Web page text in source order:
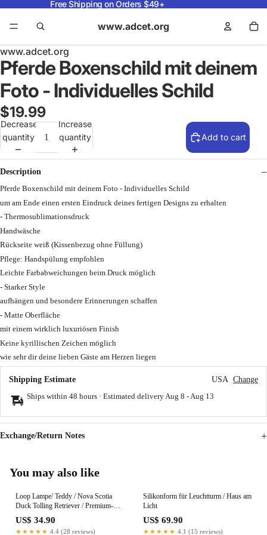
Free Shipping on Orders $49+
www.adcet.org
www.adcet.org
Pferde Boxenschild mit deinem
Foto - Individuelles Schild
$19.99
Decrease
quantity
Increase
quantity
Add to cart
Description
Pferde Boxenschild mit deinem Foto - Individuelles Schild
um am Ende einen ersten Eindruck deines fertigen Designs zu erhalten
- Thermosublimationsdruck
Handwäsche
Rückseite weiß (Kissenbezug ohne Füllung)
Pflege: Handspülung empfohlen
Leichte Farbabweichungen beim Druck möglich
- Starker Style
aufhängen und besondere Erinnerungen schaffen
- Matte Oberfläche
mit einem wirklich luxuriösen Finish
Keine kyrillischen Zeichen möglich
wie sehr dir deine lieben Gäste am Herzen liegen
Shipping Estimate USA Change
Ships within 48 hours · Estimated delivery Aug 8 - Aug 13
Exchange/Return Notes
You may also like
Loop Lampe/ Teddy / Nova Scotia
Duck Tolling Retriever / Premium-
Qualität
US$ 34.90
★★★★★ 4.4 (28 reviews)
Silikonform für Leuchtturm / Haus am
Licht
US$ 69.90
★★★★★ 4.1 (15 reviews)